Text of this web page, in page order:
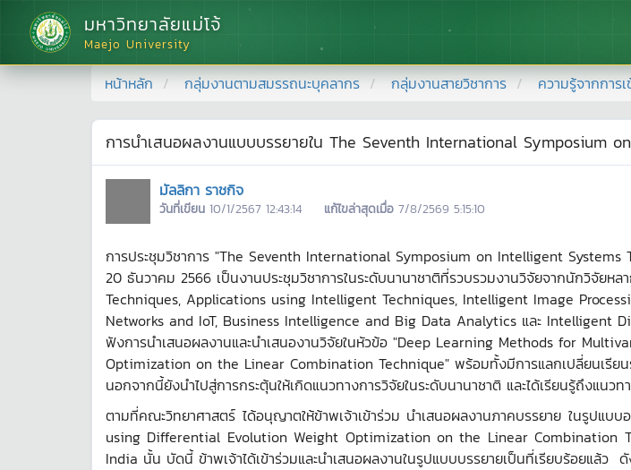
มหาวิทยาลัยแม่โจ้
Maejo University
หน้าหลัก กลุ่มงานตามสมรรถนะบุคลากร กลุ่มงานสายวิชาการ ความรู้จากการ
การนำเสนอผลงานแบบบรรยายใน The Seventh International Symposium
มัลลิกา ราชกิจ
วันที่เขียน 10/1/2567 12:43:14 แก้ไขล่าสุดเมื่อ 7/8/2569 5:15:10
การประชุมวิชาการ "The Seventh International Symposium on Intelligent Systems
20 ธันวาคม 2566 เป็นงานประชุมวิชาการในระดับนานาชาติที่รวบรวมงานวิจัยจากนักวิจัย
Techniques, Applications using Intelligent Techniques, Intelligent Image
Networks and IoT, Business Intelligence and Big Data Analytics และ Intelligent
ฟังการนำเสนอผลงานและนำเสนองานวิจัยในหัวข้อ "Deep Learning Methods for
Optimization on the Linear Combination Technique" พร้อมทั้งมีการแลกเปลี่ยนเรียน
นอกจากนี้ยังนำไปสู่การกระตุ้นให้เกิดแนวทางการวิจัยในระดับนานาชาติ และได้เรียนรู้ถึงแนว
ตามที่คณะวิทยาศาสตร์ ได้อนุญาตให้ข้าพเจ้าเข้าร่วม นำเสนอผลงานภาคบรรยาย ในรูป
using Differential Evolution Weight Optimization on the Linear Combination
India นั้น บัดนี้ ข้าพเจ้าได้เข้าร่วมและนำเสนอผลงานในรูปแบบบรรยายเป็นที่เรียบร้อยแ